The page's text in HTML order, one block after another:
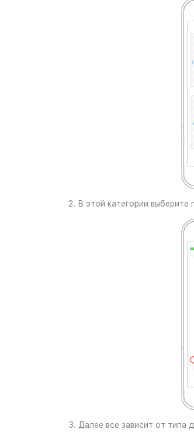
2. В этой категории
3. Далее все зависит от типа